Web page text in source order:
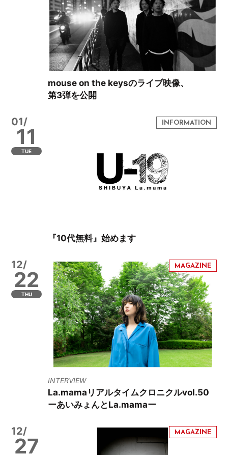
mouse on the keysのライブ映像、
第3弾を公開
01/
11
TUE
『10代無料』始めます
12/
22
THU
INTERVIEW
La.mamaリアルタイムクロニクルvol.50
ーあいみょんとLa.mamaー
12/
27